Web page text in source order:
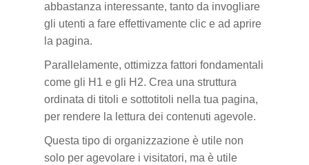
abbastanza interessante, tanto da invogliare
gli utenti a fare effettivamente clic e ad aprire
la pagina.
Parallelamente, ottimizza fattori fondamentali
come gli H1 e gli H2. Crea una struttura
ordinata di titoli e sottotitoli nella tua pagina,
per rendere la lettura dei contenuti agevole.
Questa tipo di organizzazione è utile non
solo per agevolare i visitatori, ma è utile